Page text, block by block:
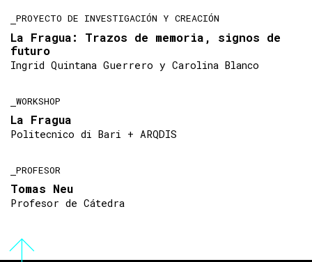
PROYECTO DE INVESTIGACIÓN Y CREACIÓN
La Fragua: Trazos de memoria, signos de
futuro
Ingrid Quintana Guerrero y Carolina Blanco
WORKSHOP
La Fragua
Politecnico di Bari + ARQDIS
PROFESOR
Tomas Neu
Profesor de Cátedra